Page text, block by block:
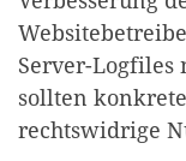
Server-Logfiles
sollten
rechtswidrige